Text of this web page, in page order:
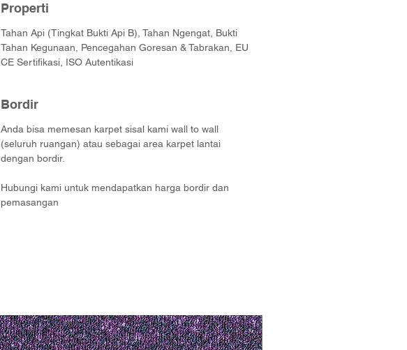
Properti
Tahan Api (Tingkat Bukti Api B), Tahan Ngengat, Bukti
Tahan Kegunaan, Pencegahan Goresan & Tabrakan, EU
CE Sertifikasi, ISO Autentikasi
Bordir
Anda bisa memesan karpet sisal kami wall to wall
(seluruh ruangan) atau sebagai area karpet lantai
dengan bordir.
Hubungi kami untuk mendapatkan harga bordir dan
pemasangan